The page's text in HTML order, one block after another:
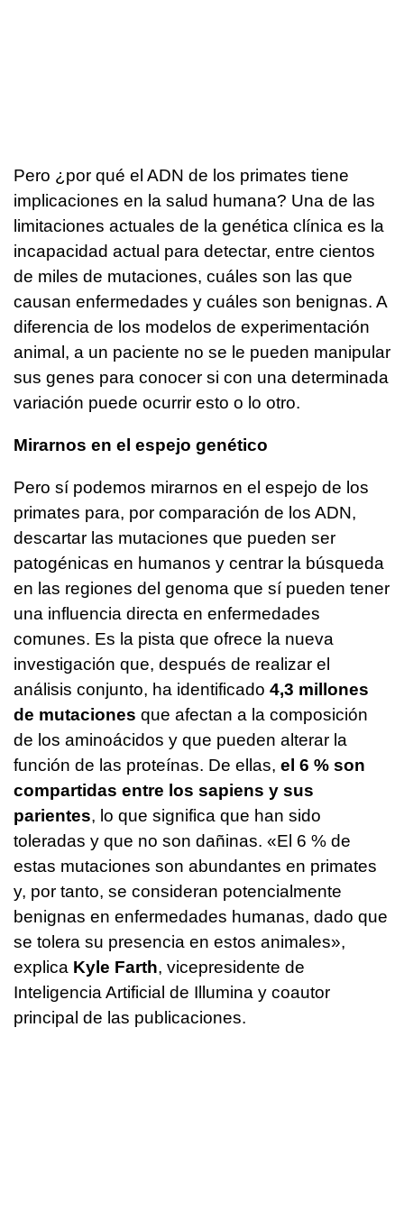
Pero ¿por qué el ADN de los primates tiene
implicaciones en la salud humana? Una de las
limitaciones actuales de la genética clínica es la
incapacidad actual para detectar, entre cientos
de miles de mutaciones, cuáles son las que
causan enfermedades y cuáles son benignas. A
diferencia de los modelos de experimentación
animal, a un paciente no se le pueden manipular
sus genes para conocer si con una determinada
variación puede ocurrir esto o lo otro.
Mirarnos en el espejo genético
Pero sí podemos mirarnos en el espejo de los
primates para, por comparación de los ADN,
descartar las mutaciones que pueden ser
patogénicas en humanos y centrar la búsqueda
en las regiones del genoma que sí pueden tener
una influencia directa en enfermedades
comunes. Es la pista que ofrece la nueva
investigación que, después de realizar el
análisis conjunto, ha identificado 4,3 millones
de mutaciones que afectan a la composición
de los aminoácidos y que pueden alterar la
función de las proteínas. De ellas, el 6 % son
compartidas entre los sapiens y sus
parientes, lo que significa que han sido
toleradas y que no son dañinas. «El 6 % de
estas mutaciones son abundantes en primates
y, por tanto, se consideran potencialmente
benignas en enfermedades humanas, dado que
se tolera su presencia en estos animales»,
explica Kyle Farth, vicepresidente de
Inteligencia Artificial de Illumina y coautor
principal de las publicaciones.